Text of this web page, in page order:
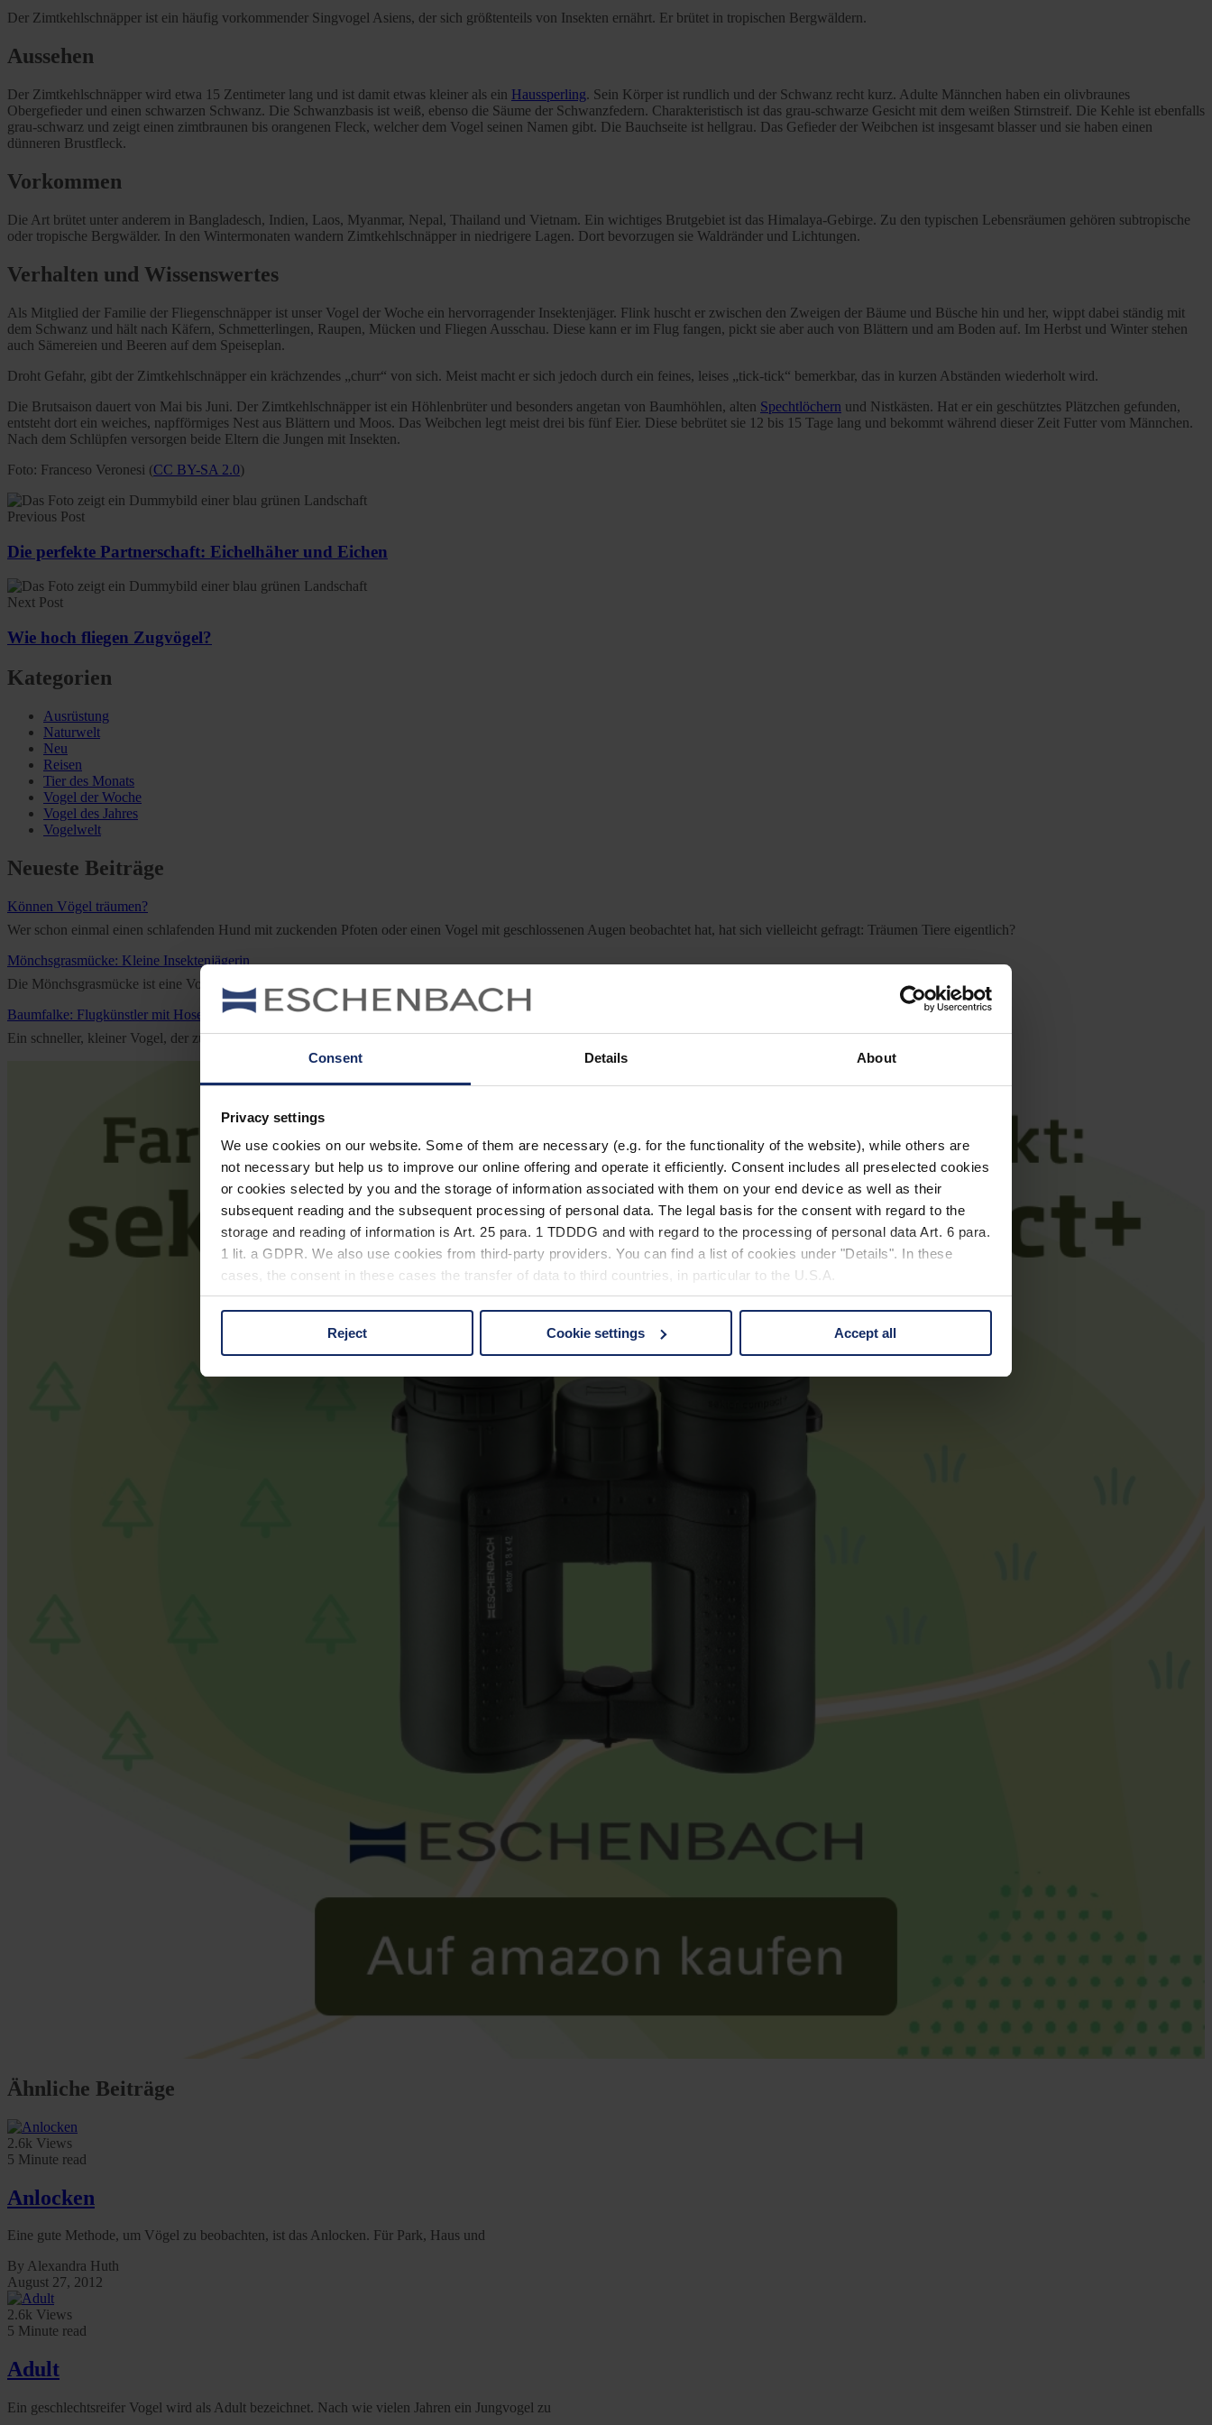
Consent Details About
Privacy settings
We use cookies on our website. Some of them are necessary (e.g. for the functionality of the website), while others are
not necessary but help us to improve our online offering and operate it efficiently. Consent includes all preselected cookies
or cookies selected by you and the storage of information associated with them on your end device as well as their
subsequent reading and the subsequent processing of personal data. The legal basis for the consent with regard to the
storage and reading of information is Art. 25 para. 1 TDDDG and with regard to the processing of personal data Art. 6 para.
1 lit. a GDPR. We also use cookies from third-party providers. You can find a list of cookies under "Details". In these
cases, the consent in these cases the transfer of data to third countries, in particular to the U.S.A.
You can consent to the use of non-essential cookies by clicking on the "Accept all" button or change your mind by clicking
Further information on the procedures used and your rights can be found in our |
Reject Cookie settings Accept all
Der Zimtkehlschnäpper ist ein häufig vorkommender Singvogel Asiens, der sich größtenteils von Insekten ernährt. Er brütet in tropischen Bergwäldern.
Aussehen
Der Zimtkehlschnäpper wird etwa 15 Zentimeter lang und ist damit etwas kleiner als ein Haussperling. Sein Körper ist rundlich und der Schwanz recht kurz. Adulte Männchen haben ein olivbraunes
Obergefieder und einen schwarzen Schwanz. Die Schwanzbasis ist weiß, ebenso die Säume der Schwanzfedern. Charakteristisch ist das grau-schwarze Gesicht mit dem weißen Stirnstreif. Die Kehle ist ebenfalls
grau-schwarz und zeigt einen zimtbraunen bis orangenen Fleck, welcher dem Vogel seinen Namen gibt. Die Bauchseite ist hellgrau. Das Gefieder der Weibchen ist insgesamt blasser und sie haben einen
dünneren Brustfleck.
Vorkommen
Die Art brütet unter anderem in Bangladesch, Indien, Laos, Myanmar, Nepal, Thailand und Vietnam. Ein wichtiges Brutgebiet ist das Himalaya-Gebirge. Zu den typischen Lebensräumen gehören subtropische
oder tropische Bergwälder. In den Wintermonaten wandern Zimtkehlschnäpper in niedrigere Lagen. Dort bevorzugen sie Waldränder und Lichtungen.
Verhalten und Wissenswertes
Als Mitglied der Familie der Fliegenschnäpper ist unser Vogel der Woche ein hervorragender Insektenjäger. Flink huscht er zwischen den Zweigen der Bäume und Büsche hin und her, wippt dabei ständig mit
dem Schwanz und hält nach Käfern, Schmetterlingen, Raupen, Mücken und Fliegen Ausschau. Diese kann er im Flug fangen, pickt sie aber auch von Blättern und am Boden auf. Im Herbst und Winter stehen
auch Sämereien und Beeren auf dem Speiseplan.
Droht Gefahr, gibt der Zimtkehlschnäpper ein krächzendes „churr“ von sich. Meist macht er sich jedoch durch ein feines, leises „tick-tick“ bemerkbar, das in kurzen Abständen wiederholt wird.
Die Brutsaison dauert von Mai bis Juni. Der Zimtkehlschnäpper ist ein Höhlenbrüter und besonders angetan von Baumhöhlen, alten Spechtlöchern und Nistkästen. Hat er ein geschütztes Plätzchen gefunden,
entsteht dort ein weiches, napfförmiges Nest aus Blättern und Moos. Das Weibchen legt meist drei bis fünf Eier. Diese bebrütet sie 12 bis 15 Tage lang und bekommt während dieser Zeit Futter vom Männchen.
Nach dem Schlüpfen versorgen beide Eltern die Jungen mit Insekten.
Foto: Franceso Veronesi (CC BY-SA 2.0)
Previous Post
Die perfekte Partnerschaft: Eichelhäher und Eichen
Next Post
Wie hoch fliegen Zugvögel?
Kategorien
Ausrüstung
Naturwelt
Neu
Reisen
Tier des Monats
Vogel der Woche
Vogel des Jahres
Vogelwelt
Neueste Beiträge
Können Vögel träumen?
Wer schon einmal einen schlafenden Hund mit zuckenden Pfoten oder einen Vogel mit geschlossenen Augen beobachtet hat, hat sich vielleicht gefragt: Träumen Tiere eigentlich?
Mönchsgrasmücke: Kleine Insektenjägerin
Die Mönchsgrasmücke ist eine Vogelart aus der Familie der Grasmücken und ist ein kleiner lebhafter Vogel, der sich hauptsächlich von Insekten ernährt.
Baumfalke: Flugkünstler mit Hose
Ein schneller, kleiner Vogel, der zum Überwintern bis nach Afrika fliegt und sich nicht einmal die Mühe machen muss, ein eigenes Nest zu bauen: der Baumfalke.
Ähnliche Beiträge
2.6k Views
5 Minute read
Anlocken
Eine gute Methode, um Vögel zu beobachten, ist das Anlocken. Für Park, Haus und
By Alexandra Huth
August 27, 2012
2.6k Views
5 Minute read
Adult
Ein geschlechtsreifer Vogel wird als Adult bezeichnet. Nach wie vielen Jahren ein Jungvogel zu